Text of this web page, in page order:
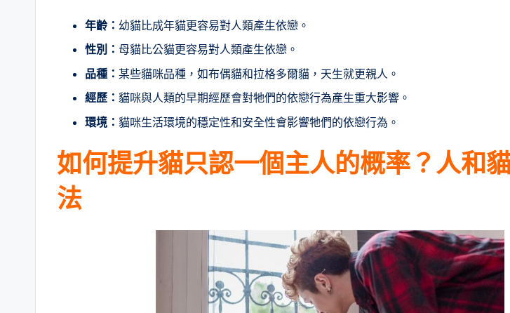
年齡： 幼貓比成年貓更容易對人類產生依戀。
性別： 母貓比公貓更容易對人類產生依戀。
品種： 某些貓咪品種，如布偶貓和拉格多爾貓，天生就更親人。
經歷： 貓咪與人類的早期經歷會對牠們的依戀行為產生重大影響。
環境： 貓咪生活環境的穩定性和安全性會影響牠們的依戀行為。
如何提升貓只認一個主人的概率？人和
法